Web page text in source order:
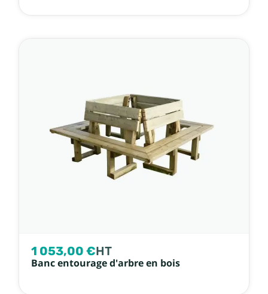
1 053,00 €HT
Banc entourage d'arbre en bois